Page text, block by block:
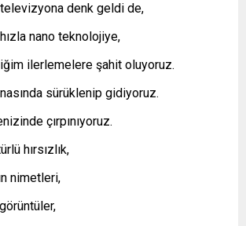
denk geldi de,
nano teknolojiye,
ilerlemelere şahit oluyoruz.
sürüklenip gidiyoruz.
çırpınıyoruz.
hırsızlık,
nimetleri,